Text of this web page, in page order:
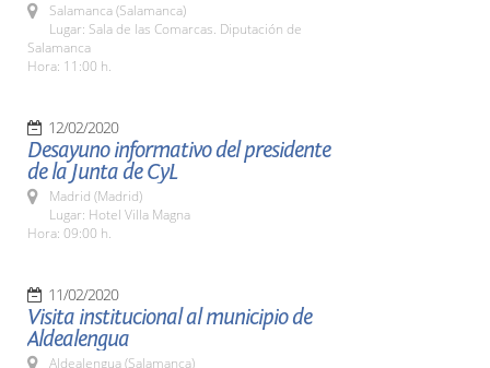
Salamanca (Salamanca)
Lugar: Sala de las Comarcas. Diputación de
Salamanca
Hora: 11:00 h.
12/02/2020
Desayuno informativo del presidente
de la Junta de CyL
Madrid (Madrid)
Lugar: Hotel Villa Magna
Hora: 09:00 h.
11/02/2020
Visita institucional al municipio de
Aldealengua
Aldealengua (Salamanca)